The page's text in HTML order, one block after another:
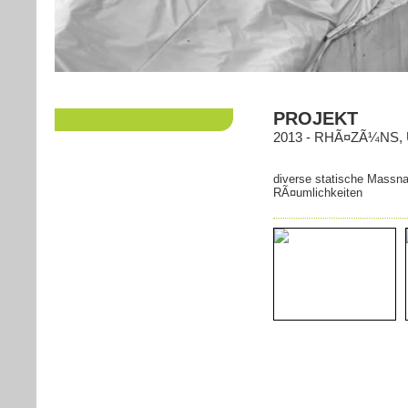
PROJEKT
2013 - RHÃ¤ZÃ¼NS,
diverse statische
RÃ¤umlichkeiten